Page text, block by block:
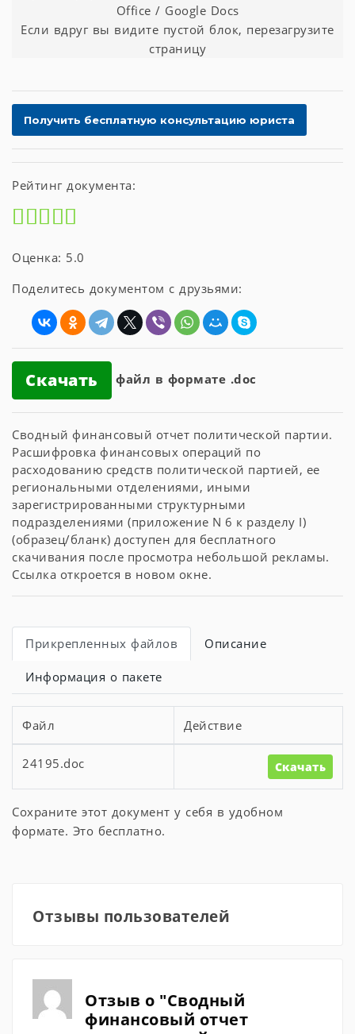
Office / Google Docs
Если вдруг вы видите пустой блок, перезагрузите
страницу
Рейтинг документа:
Оценка: 5.0
Поделитесь документом с друзьями:
Скачать файл в формате .doc
Сводный финансовый отчет политической партии.
Расшифровка финансовых операций по
расходованию средств политической партией, ее
региональными отделениями, иными
зарегистрированными структурными
подразделениями (приложение N 6 к разделу I)
(образец/бланк) доступен для бесплатного
скачивания после просмотра небольшой рекламы.
Ссылка откроется в новом окне.
Прикрепленных файлов Описание
Информация о пакете
Файл Действие
24195.doc Скачать
Сохраните этот документ у себя в удобном
формате. Это бесплатно.
Отзывы пользователей
Отзыв о "Сводный
финансовый отчет